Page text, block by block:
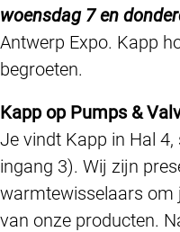
woensdag 7 en
Antwerp Expo. Kapp
begroeten.
Kapp op Pumps &
Je vindt Kapp in Hal
ingang 3). Wij zijn
warmtewisselaars om
van onze producten.